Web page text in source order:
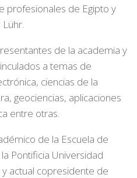
profesionales de Egipto y
de la academia y
a temas de
ciencias de la
geociencias, aplicaciones
entre otras.
de la Escuela de
Pontificia Universidad
actual copresidente de